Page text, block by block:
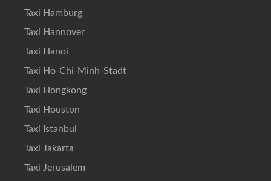
Taxi Hamburg
Taxi Hannover
Taxi Hanoi
Taxi Ho-Chi-Minh-Stadt
Taxi Hongkong
Taxi Houston
Taxi Istanbul
Taxi Jakarta
Taxi Jerusalem